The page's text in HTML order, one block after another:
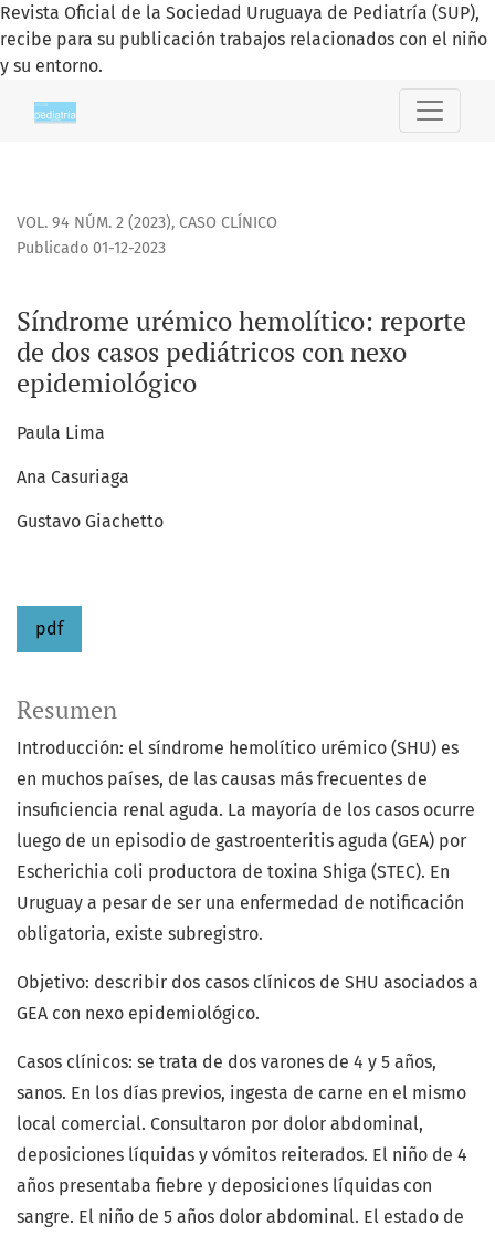
Revista Oficial de la Sociedad Uruguaya de Pediatría (SUP),
recibe para su publicación trabajos relacionados con el niño
y su entorno.
Síndrome urémico hemolítico: reporte de dos casos
VOL. 94 NÚM. 2 (2023), CASO CLÍNICO
Síndrome urémico hemolítico: reporte
de dos casos pediátricos con nexo
epidemiológico
Publicado 01-12-2023
Paula Lima
Ana Casuriaga
Gustavo Giachetto
pdf
Resumen
Introducción: el síndrome hemolítico urémico (SHU) es
en muchos países, de las causas más frecuentes de
insuficiencia renal aguda. La mayoría de los casos ocurre
luego de un episodio de gastroenteritis aguda (GEA) por
Escherichia coli productora de toxina Shiga (STEC). En
Uruguay a pesar de ser una enfermedad de notificación
obligatoria, existe subregistro.
Objetivo: describir dos casos clínicos de SHU asociados a
GEA con nexo epidemiológico.
Casos clínicos: se trata de dos varones de 4 y 5 años,
sanos. En los días previos, ingesta de carne en el mismo
local comercial. Consultaron por dolor abdominal,
deposiciones líquidas y vómitos reiterados. El niño de 4
años presentaba fiebre y deposiciones líquidas con
sangre. El niño de 5 años dolor abdominal. El estado de